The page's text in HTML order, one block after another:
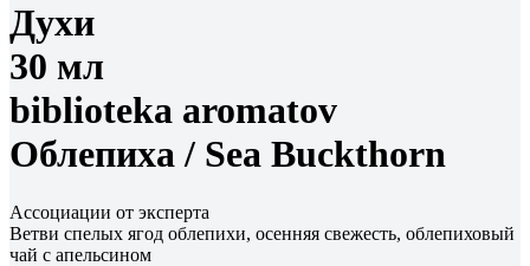
Духи
30 мл
biblioteka aromatov
Облепиха / Sea Buckthorn
Ассоциации от эксперта
Ветви спелых ягод облепихи, осенняя свежесть, облепиховый
чай с апельсином